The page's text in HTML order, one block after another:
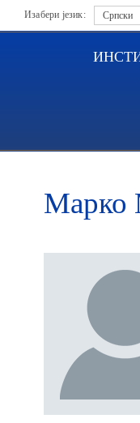
Изабери језик: Српски
Марко